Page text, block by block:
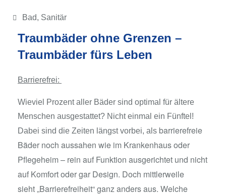
Bad, Sanitär
Traumbäder ohne Grenzen –
Traumbäder fürs Leben
Barrierefrei:
Wieviel Prozent aller Bäder sind optimal für ältere
Menschen ausgestattet? Nicht einmal ein Fünftel!
Dabei sind die Zeiten längst vorbei, als barrierefreie
Bäder noch aussahen wie im Krankenhaus oder
Pflegeheim – rein auf Funktion ausgerichtet und nicht
auf Komfort oder gar Design. Doch mittlerweile
sieht„Barrierefreiheit“ ganz anders aus. Welche